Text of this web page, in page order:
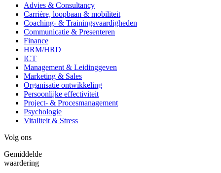
Advies & Consultancy
Carrière, loopbaan & mobiliteit
Coaching- & Trainingsvaardigheden
Communicatie & Presenteren
Finance
HRM/HRD
ICT
Management & Leidinggeven
Marketing & Sales
Organisatie ontwikkeling
Persoonlijke effectiviteit
Project- & Procesmanagement
Psychologie
Vitaliteit & Stress
Volg ons
Gemiddelde
waardering